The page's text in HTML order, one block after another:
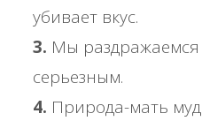
убивает вкус.
3. Мы раздражаемся
серьезным.
4. Природа-мать